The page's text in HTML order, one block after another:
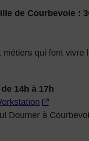
de Courbevoie :
qui font vivre
14h à 17h
Doumer à